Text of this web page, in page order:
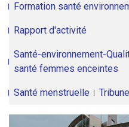
Formation santé
Rapport d'activité
Santé-environnement-
santé femmes enceintes
Santé menstruelle